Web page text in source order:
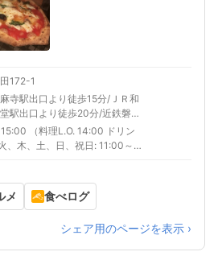
172-1
寺駅出口より徒歩15分/ＪＲ和
駅出口より徒歩20分/近鉄磐城
（料理L.O. 14:00 ドリン
、木、土、日、祝日: 11:00～
理L.O. 20:00 ドリンクL.O.
メ 食べログ
シェア用のページを表示 ›